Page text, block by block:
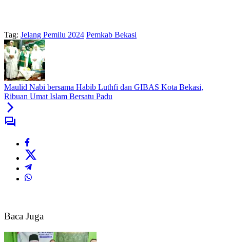
Tag: Jelang Pemilu 2024 Pemkab Bekasi
Maulid Nabi bersama Habib Luthfi dan GIBAS Kota Bekasi,
Ribuan Umat Islam Bersatu Padu
Baca Juga